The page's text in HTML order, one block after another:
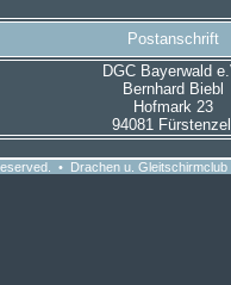
Postanschrift
DGC Bayerwald
Bernhard Biebl
Hofmark 23
94081 Fürstenzell
• Drachen u. Gleitschirmclub